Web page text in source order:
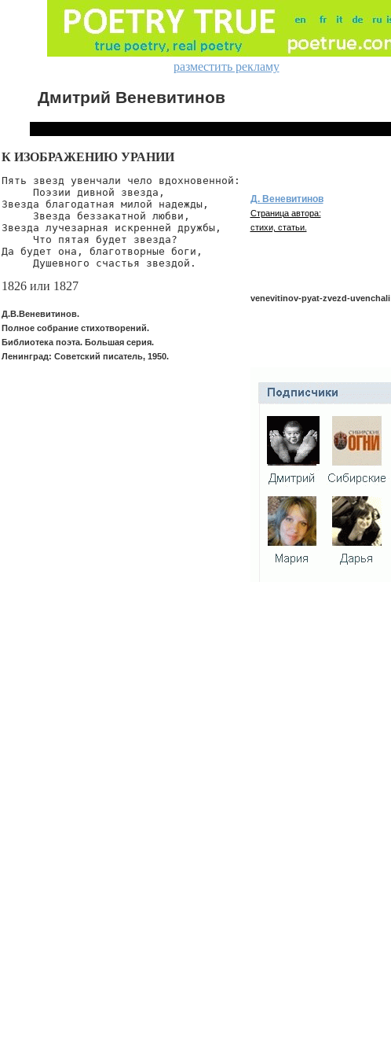
разместить рекламу
Дмитрий Веневитинов
К ИЗОБРАЖЕНИЮ УРАНИИ
Пять звезд увенчали чело вдохновенной:
     Поэзии дивной звезда,
Звезда благодатная милой надежды,
     Звезда беззакатной любви,
Звезда лучезарная искренней дружбы,
     Что пятая будет звезда?
Да будет она, благотворные боги,
     Душевного счастья звездой.
1826 или 1827
Д.В.Веневитинов.
Полное собрание стихотворений.
Библиотека поэта. Большая серия.
Ленинград: Советский писатель, 1950.
Д. Веневитинов
Страница автора:
стихи, статьи.
venevitinov-pyat-zvezd-uvenchali